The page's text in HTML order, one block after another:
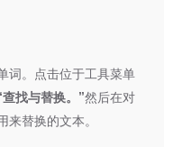
词。点击位于工具菜单
查找与替换。”然后在对
来替换的文本。